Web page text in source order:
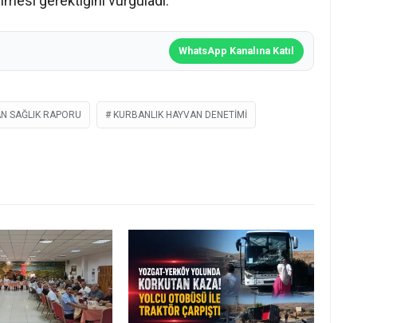
WhatsApp Kanalına Katıl
SAĞLIK RAPORU KURBANLIK HAYVAN DENETIMI